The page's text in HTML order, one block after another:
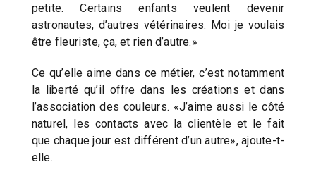
petite. Certains enfants veulent devenir
astronautes, d’autres vétérinaires. Moi je voulais
être fleuriste, ça, et rien d’autre.»
Ce qu’elle aime dans ce métier, c’est notamment
la liberté qu’il offre dans les créations et dans
l’association des couleurs. «J’aime aussi le côté
naturel, les contacts avec la clientèle et le fait
que chaque jour est différent d’un autre», ajoute-t-
elle.